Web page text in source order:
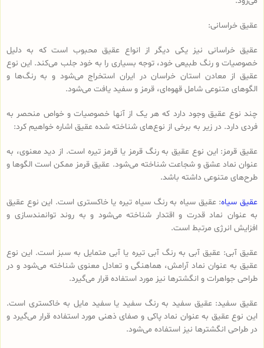
عقیق خراسانی:
عقیق خراسانی نیز یکی دیگر از انواع عقیق محبوب است که به دلیل
خصوصیات و رنگ طبیعی خود، توجه بسیاری را به خود جلب می‌کند. این نوع
عقیق از معادن استان خراسان در ایران استخراج می‌شود و به رنگ‌ها و
الگوهای متنوعی شامل قهوه‌ای، قرمز و سفید یافت می‌شود.
چند نوع عقیق وجود دارد که هر یک از آنها خصوصیات و خواص منحصر به
فردی دارد. در زیر به برخی از نوع‌های شناخته شده عقیق اشاره خواهیم کرد:
عقیق قرمز: این نوع عقیق به رنگ قرمز یا قرمز تیره است. از دید معنوی، به
عنوان نماد عشق و شجاعت شناخته می‌شود. عقیق قرمز ممکن است الگوها و
طرح‌های متنوعی داشته باشد.
عقیق سیاه: عقیق سیاه به رنگ سیاه تیره یا خاکستری است. این نوع عقیق
به عنوان نماد قدرت و اقتدار شناخته می‌شود و به روند توانمندسازی و
افزایش انرژی مرتبط است.
عقیق آبی: عقیق آبی به رنگ آبی تیره یا آبی متمایل به سبز است. این نوع
عقیق به عنوان نماد آرامش، هماهنگی و تعادل معنوی شناخته می‌شود و در
طراحی جواهرات و انگشترها نیز مورد استفاده قرار می‌گیرد.
عقیق سفید: عقیق سفید به رنگ سفید یا سفید مایل به خاکستری است.
این نوع عقیق به عنوان نماد پاکی و صفای ذهنی مورد استفاده قرار می‌گیرد و
در طراحی انگشترها نیز استفاده می‌شود.